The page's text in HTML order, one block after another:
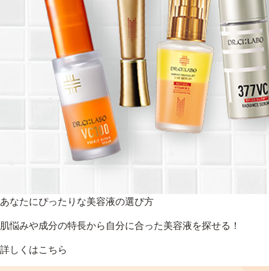
あなたにぴったりな美容液の選び方
肌悩みや成分の特長から自分に合った美容液を探せる！
詳しくはこちら